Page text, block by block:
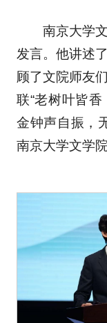
南京大学
发言。他讲述
顾了文院师友
联“老树叶皆
金钟声自振，
南京大学文学